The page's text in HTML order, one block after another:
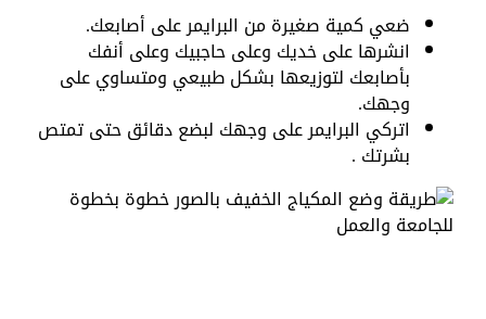
ضعي كمية صغيرة من البرايمر على أصابعك.
انشرها على خديك وعلى حاجبيك وعلى أنفك
بأصابعك لتوزيعها بشكل طبيعي ومتساوي على
وجهك.
اتركي البرايمر على وجهك لبضع دقائق حتى تمتص
بشرتك .